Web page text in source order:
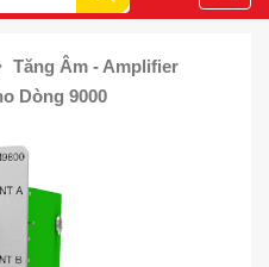
Tăng Âm - Amplifier
Dòng 9000